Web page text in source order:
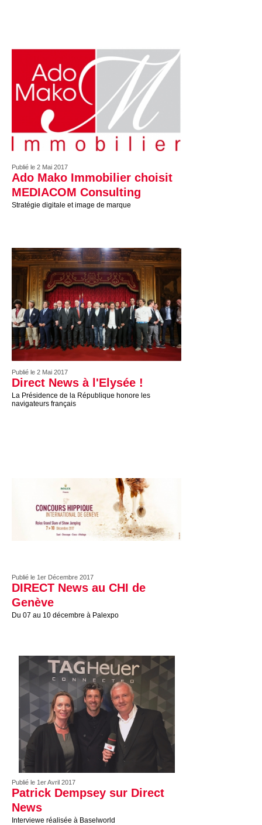
Publié le 2 Mai 2017
Ado Mako Immobilier choisit
MEDIACOM Consulting
Stratégie digitale et image de marque
Publié le 2 Mai 2017
Direct News à l'Elysée !
La Présidence de la République honore les
navigateurs français
Publié le 1er Décembre 2017
DIRECT News au CHI de
Genève
Du 07 au 10 décembre à Palexpo
Publié le 1er Avril 2017
Patrick Dempsey sur Direct
News
Interviewe réalisée à Baselworld